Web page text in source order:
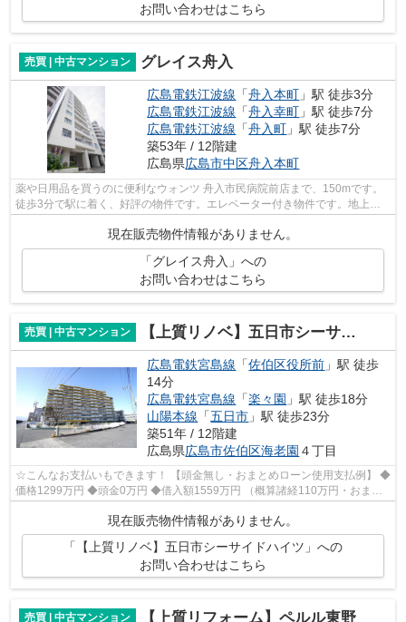
お問い合わせはこちら
売買 | 中古マンション グレイス舟入
広島電鉄江波線 「舟入本町 」駅 徒歩3分
広島電鉄江波線 「舟入幸町 」駅 徒歩7分
広島電鉄江波線 「舟入町 」駅 徒歩7分
築53年 / 12階建
広島県広島市中区舟入本町
薬や日用品を買うのに便利なウォンツ 舟入市民病院前店まで、150mです。
徒歩3分で駅に着く、好評の物件です。エレベーター付き物件です。地上
現在販売物件情報がありません。
「グレイス舟入」への
お問い合わせはこちら
売買 | 中古マンション 【上質リノベ】五日市シーサイドハイツ
広島電鉄宮島線 「佐伯区役所前 」駅 徒歩
14分
広島電鉄宮島線 「楽々園 」駅 徒歩18分
山陽本線 「五日市 」駅 徒歩23分
築51年 / 12階建
広島県広島市佐伯区海老園 ４丁目
☆こんなお支払いもできます！ 【頭金無し・おまとめローン使用支払例】 ◆
価格1299万円 ◆頭金0万円 ◆借入額1559万円 （概算諸経110万円・おまと
めローン150万円込） ◆年利0.6％ 変動...
現在販売物件情報がありません。
「【上質リノベ】五日市シーサイドハイツ」への
お問い合わせはこちら
売買 | 中古マンション 【上質リフォーム】ペルル東野